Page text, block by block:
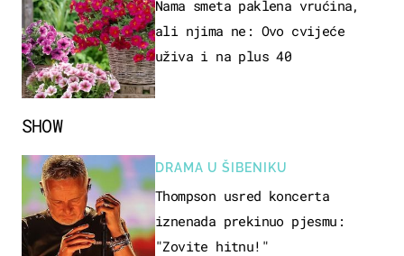
SHOW
DRAMA U ŠIBENIKU
Thompson usred koncerta
iznenada prekinuo pjesmu:
"Zovite hitnu!"
Nama smeta paklena vrućina,
ali njima ne: Ovo cvijeće
uživa i na plus 40